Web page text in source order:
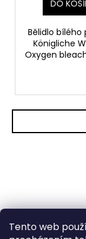
Tento web
DO
Bělidlo bílého
Königliche
Oxygen
Z